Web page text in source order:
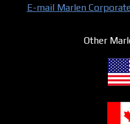
E-mail Marlen
Other